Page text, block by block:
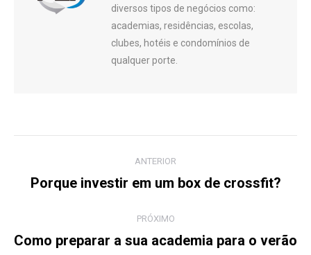
diversos tipos de negócios como:
academias, residências, escolas,
clubes, hotéis e condomínios de
qualquer porte.
de
ANTERIOR
Post
Porque investir em um box de crossfit?
PRÓXIMO
Próximo
Como preparar a sua academia para o verão